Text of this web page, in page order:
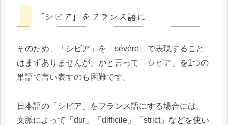
「シビア」をフランス語に
そのため、「シビア」を「sévère」で表現すること
はまずありませんが、かと言って「シビア」を1つの
単語で言い表すのも困難です。
日本語の「シビア」をフランス語にする場合には、
文脈によって「dur」「difficile」「strict」などを使い